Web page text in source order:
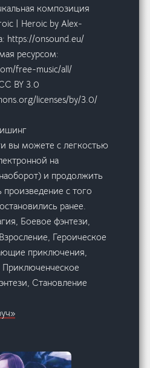
композиция
| Heroic by Alex-
https://onsound.eu/
ресурсом:
free-music/all/
BY 3.0
licenses/by/3.0/
вы можете с легкостью
на
и продолжить
произведение с того
ранее.
Боевое фэнтези,
Героическое
приключения,
Становление